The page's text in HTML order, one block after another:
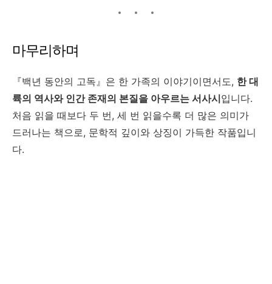
마무리하며
『백년 동안의 고독』은 한 가족의 이야기이면서도, 한 대
륙의 역사와 인간 존재의 본질을 아우르는 서사시입니다.
처음 읽을 때보다 두 번, 세 번 읽을수록 더 많은 의미가
드러나는 책으로, 문학적 깊이와 상징이 가득한 작품입니
다.